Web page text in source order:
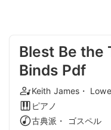
Blest Be the
Binds Pdf
Keith James・
ピアノ
古典派・ ゴスペル